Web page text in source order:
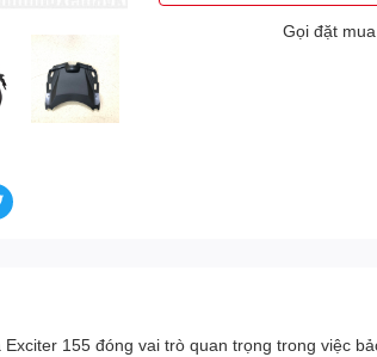
Gọi đặt mua
155 đóng vai trò quan trọng trong việc